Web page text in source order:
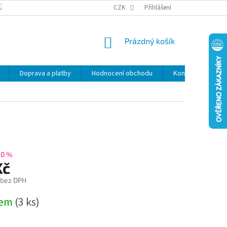
CZK Přihlášení
NÁKUPNÍ
Prázdný košík
Doprava a platby Hodnocení obchodu Kontakty
%
DPH
(3 ks)